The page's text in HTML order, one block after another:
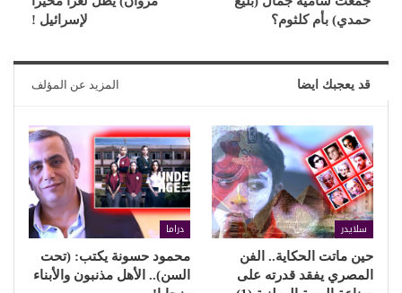
حمدي) بأم كلثوم؟
لإسرائيل !
قد يعجبك ايضا المزيد عن المؤلف
سلايدر
حين ماتت الحكاية.. الفن
المصري يفقد قدرته على
دراما
محمود حسونة يكتب: (تحت
السن).. الأهل مذنبون والأبناء